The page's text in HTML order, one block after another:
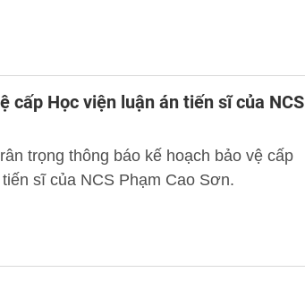
cấp Học viện luận án tiến sĩ của NCS
trọng thông báo kế hoạch bảo vệ cấp
sĩ của NCS Phạm Cao Sơn.